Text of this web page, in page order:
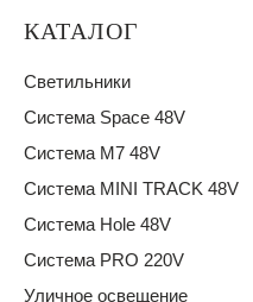
КАТАЛОГ
Светильники
Система Space 48V
Система M7 48V
Система MINI TRACK 48V
Система Hole 48V
Система PRO 220V
Уличное освещение